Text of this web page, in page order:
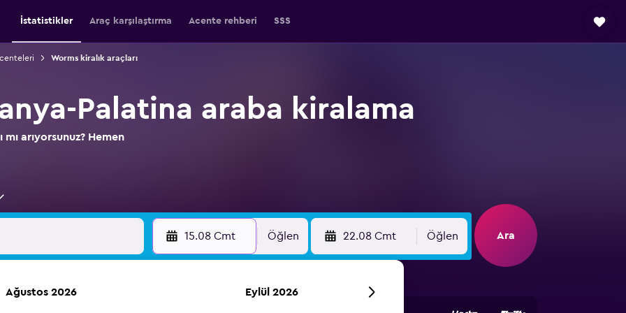
İstatistikler Araç karşılaştırma Acente rehberi SSS
Worms kiralık araçları
Palatina araba kiralama
arıyorsunuz? Hemen
15.08 Cmt Öğlen 22.08 Cmt Öğlen Ara
Ağustos 2026 Eylül 2026